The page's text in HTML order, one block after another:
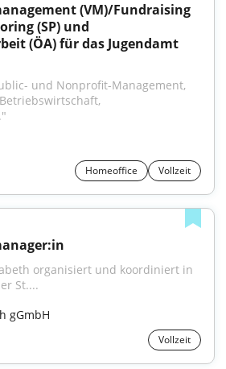
(VM)/Fundraising
(SP) und
(ÖA) für das Jugendamt
und Nonprofit-Management,
Homeoffice Vollzeit
organisiert und koordiniert in
St....
gGmbH
Vollzeit